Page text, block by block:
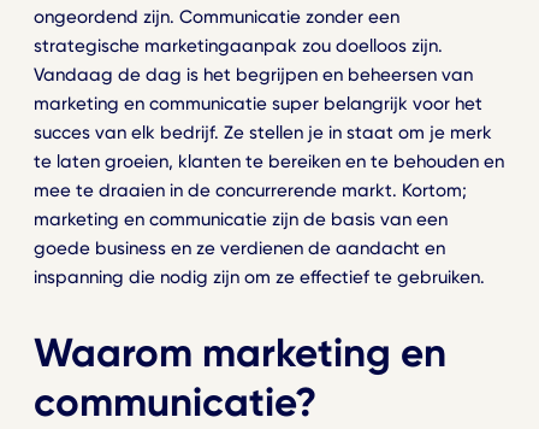
ongeordend zijn. Communicatie zonder een
strategische marketingaanpak zou doelloos zijn.
Vandaag de dag is het begrijpen en beheersen van
marketing en communicatie super belangrijk voor het
succes van elk bedrijf. Ze stellen je in staat om je merk
te laten groeien, klanten te bereiken en te behouden en
mee te draaien in de concurrerende markt. Kortom;
marketing en communicatie zijn de basis van een
goede business en ze verdienen de aandacht en
inspanning die nodig zijn om ze effectief te gebruiken.
Waarom marketing en
communicatie?